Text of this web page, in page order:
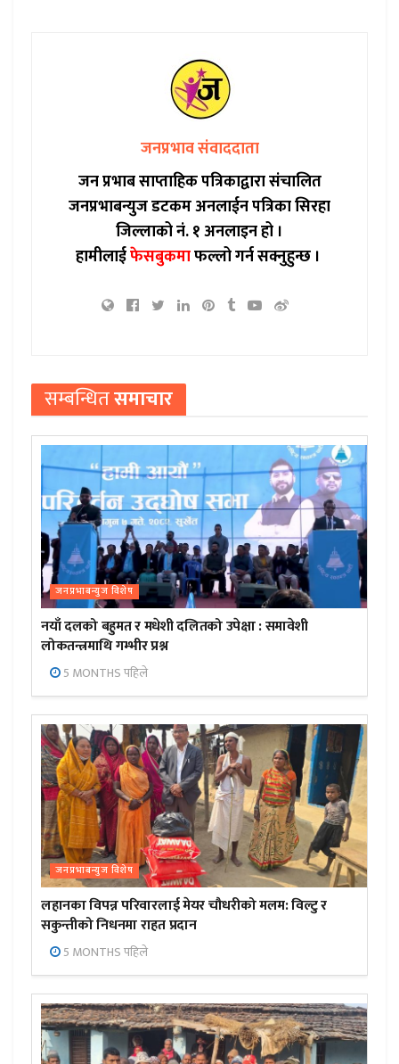
जनप्रभाव संवाददाता
जन प्रभाब साप्ताहिक पत्रिकाद्वारा संचालित
जनप्रभाबन्युज डटकम अनलाईन पत्रिका सिरहा
जिल्लाको नं. १ अनलाइन हो ।
हामीलाईफेसबुकमाफल्लो गर्न सक्नुहुन्छ ।
सम्बन्धितसमाचार
जनप्रभाबन्युज विशेष
नयाँ दलको बहुमत र मधेशी दलितको उपेक्षा : समावेशी
लोकतन्त्रमाथि गम्भीर प्रश्न
5 MONTHS पहिले
जनप्रभाबन्युज विशेष
लहानका विपन्न परिवारलाई मेयर चौधरीको मलम: विल्टु र
सकुन्तीको निधनमा राहत प्रदान
5 MONTHS पहिले